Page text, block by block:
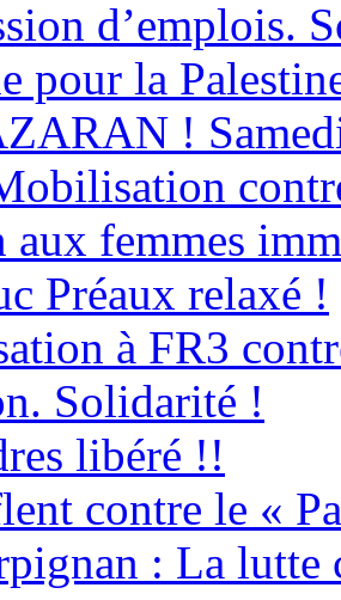
d’emplois.
pour la
!
aux femmes
Préaux relaxé !
à FR3
Solidarité !
libéré !!
contre le «
: La lutte